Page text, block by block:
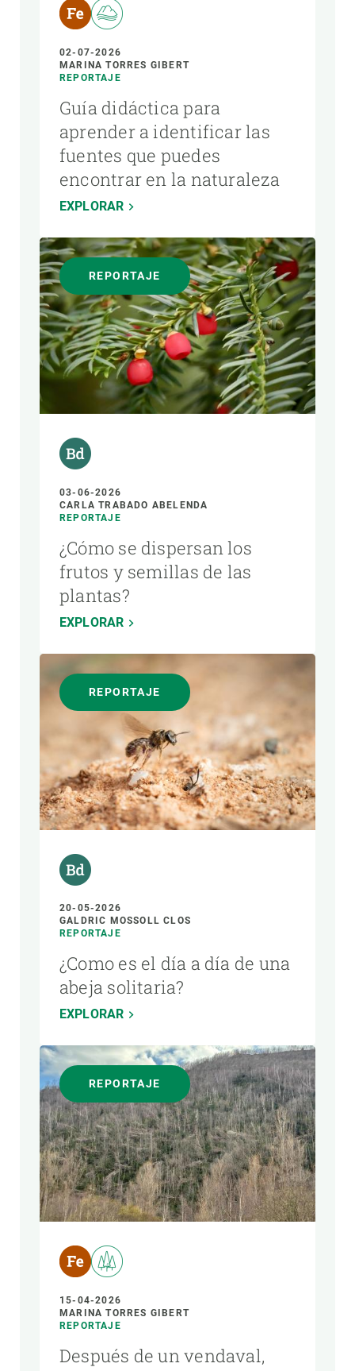
02-07-2026
MARINA TORRES GIBERT
REPORTAJE
Guía didáctica para
aprender a identificar las
fuentes que puedes
encontrar en la naturaleza
EXPLORAR
REPORTAJE
03-06-2026
CARLA TRABADO ABELENDA
REPORTAJE
¿Cómo se dispersan los
frutos y semillas de las
plantas?
EXPLORAR
REPORTAJE
20-05-2026
GALDRIC MOSSOLL CLOS
REPORTAJE
¿Como es el día a día de una
abeja solitaria?
EXPLORAR
REPORTAJE
15-04-2026
MARINA TORRES GIBERT
REPORTAJE
Después de un vendaval,